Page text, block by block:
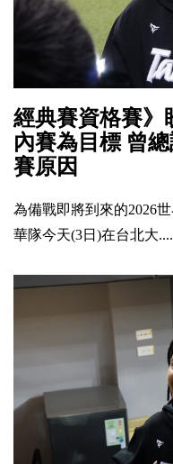
經典賽資格賽》
內賽為目標 曾
賽原因
為備戰即將到來的2026
華隊今天(3日)在台北大